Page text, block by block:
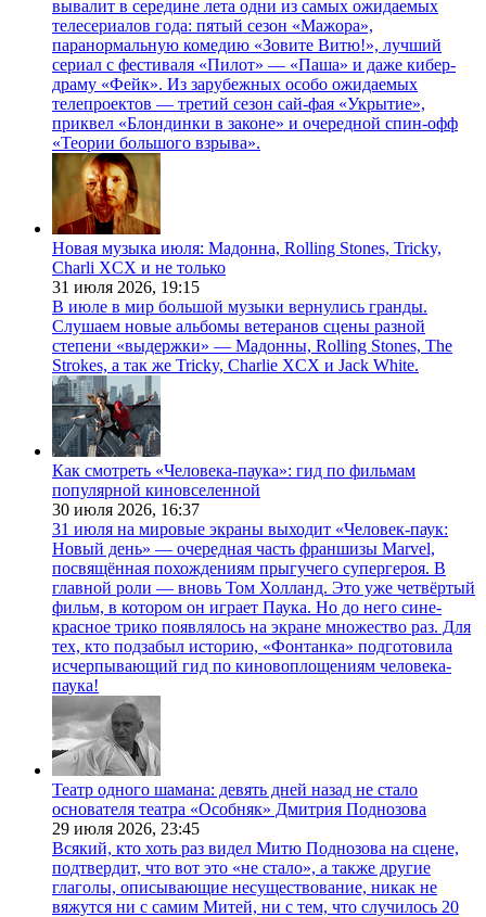
вывалит в середине лета одни из самых ожидаемых
телесериалов года: пятый сезон «Мажора»,
паранормальную комедию «Зовите Витю!», лучший
сериал с фестиваля «Пилот» — «Паша» и даже кибер-
драму «Фейк». Из зарубежных особо ожидаемых
телепроектов — третий сезон сай-фая «Укрытие»,
приквел «Блондинки в законе» и очередной спин-офф
«Теории большого взрыва».
Новая музыка июля: Мадонна, Rolling Stones, Tricky,
Charli XCX и не только
31 июля 2026, 19:15
В июле в мир большой музыки вернулись гранды.
Слушаем новые альбомы ветеранов сцены разной
степени «выдержки» — Мадонны, Rolling Stones, The
Strokes, а так же Tricky, Charlie XCX и Jack White.
Как смотреть «Человека-паука»: гид по фильмам
популярной киновселенной
30 июля 2026, 16:37
31 июля на мировые экраны выходит «Человек-паук:
Новый день» — очередная часть франшизы Marvel,
посвящённая похождениям прыгучего супергероя. В
главной роли — вновь Том Холланд. Это уже четвёртый
фильм, в котором он играет Паука. Но до него сине-
красное трико появлялось на экране множество раз. Для
тех, кто подзабыл историю, «Фонтанка» подготовила
исчерпывающий гид по киновоплощениям человека-
паука!
Театр одного шамана: девять дней назад не стало
основателя театра «Особняк» Дмитрия Поднозова
29 июля 2026, 23:45
Всякий, кто хоть раз видел Митю Поднозова на сцене,
подтвердит, что вот это «не стало», а также другие
глаголы, описывающие несуществование, никак не
вяжутся ни с самим Митей, ни с тем, что случилось 20